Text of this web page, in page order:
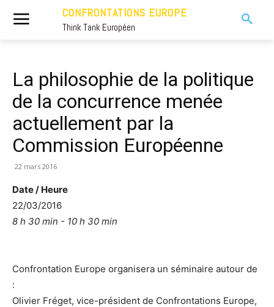
CONFRONTATIONS EUROPE
Think Tank Européen
La philosophie de la politique
de la concurrence menée
actuellement par la
Commission Européenne
22 mars 2016
Date / Heure
22/03/2016
8 h 30 min - 10 h 30 min
Confrontation Europe organisera un séminaire autour de
:
Olivier Fréget, vice-président de Confrontations Europe,